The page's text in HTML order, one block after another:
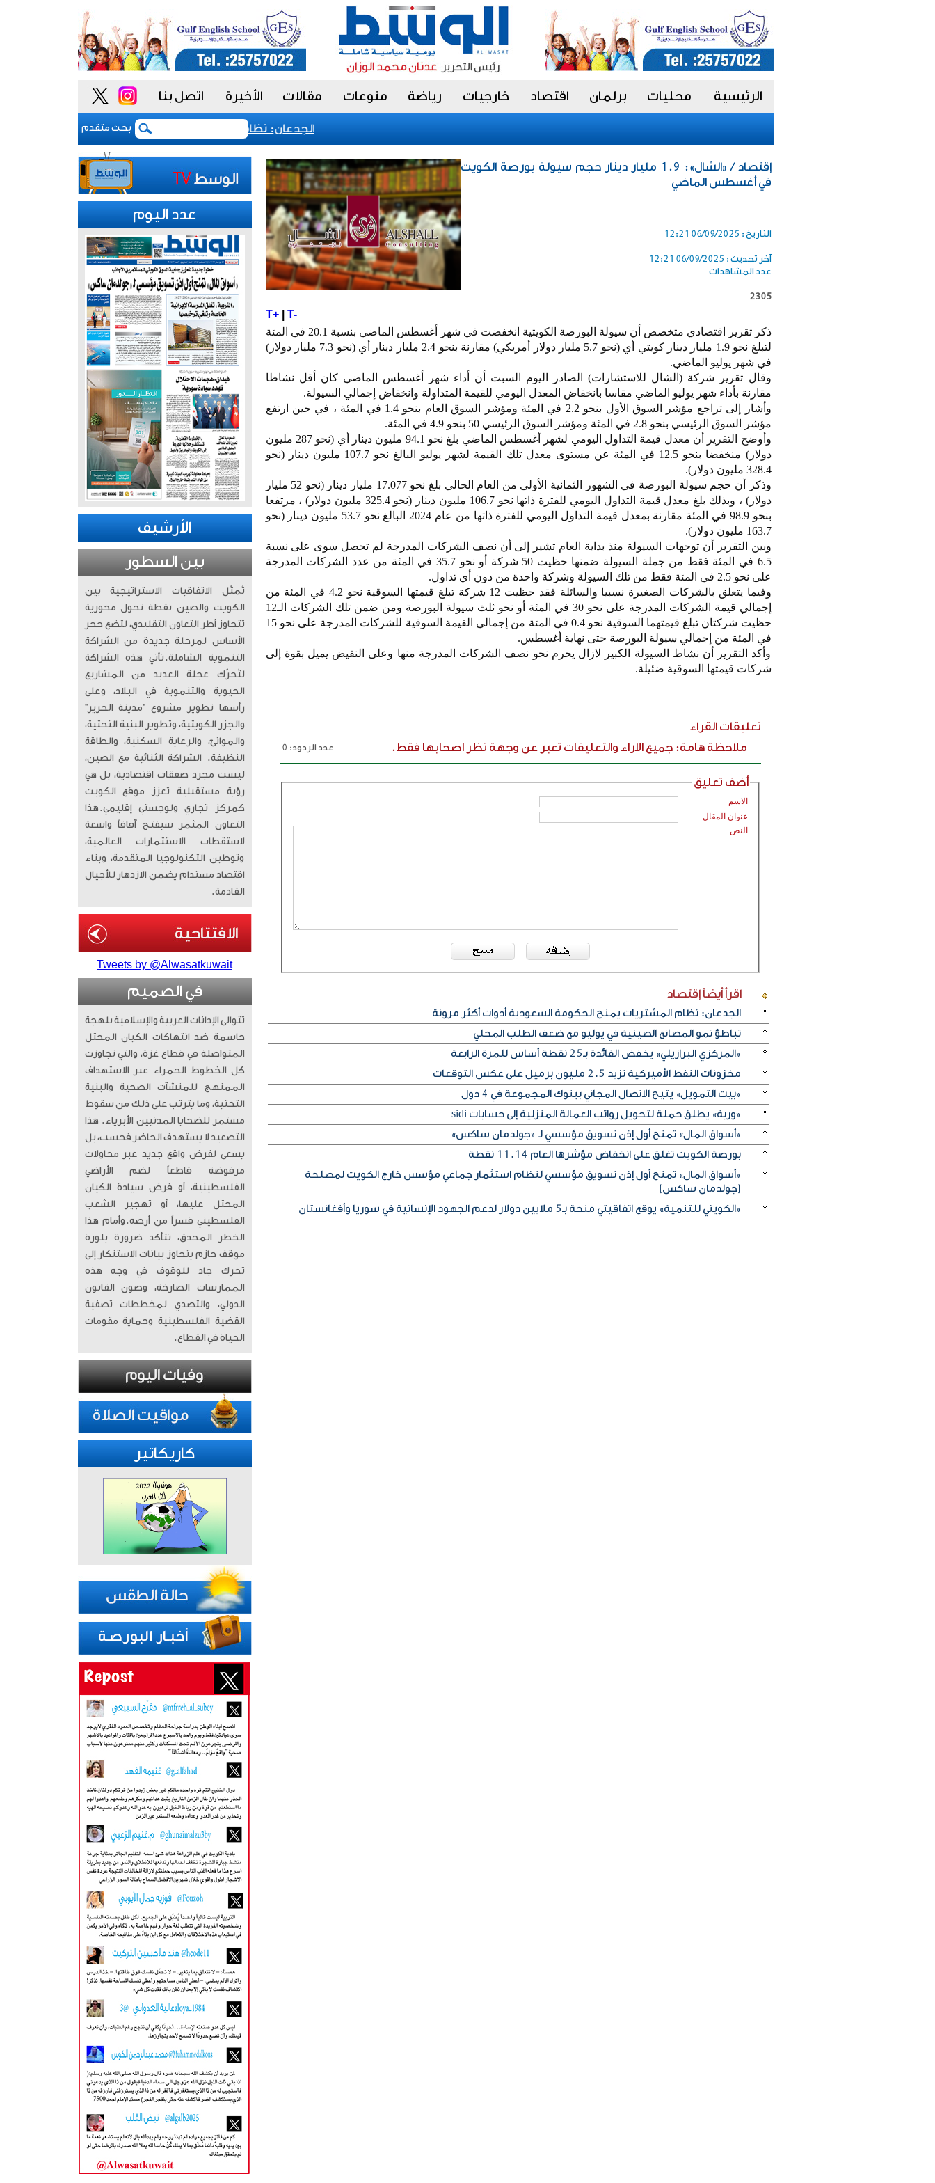
الرئيسية محليات برلمان اقتصاد خارجيات رياضة منوعات مقالات الأخيرة اتصل بنا
بحث متقدم
الجدعان: نظام المشتريات يمنح الحكومة السعودية أدوات أكثر
إقتصاد / «الشال»: 1.9 مليار دينار حجم سيولة بورصة الكويت
في أغسطس الماضي
التاريخ : 06/09/2025 12:21
آخر تحديث : 06/09/2025 12:21
عدد المشاهدات
2305
T+| T-
ذكر تقرير اقتصادي متخصص أن سيولة البورصة الكويتية انخفضت في شهر أغسطس الماضي بنسبة 20.1 في المئة
لتبلغ نحو 1.9 مليار دينار كويتي أي (نحو 5.7 مليار دولار أمريكي) مقارنة بنحو 2.4 مليار دينار أي (نحو 7.3 مليار دولار)
في شهر يوليو الماضي.
وقال تقرير شركة (الشال للاستشارات) الصادر اليوم السبت أن أداء شهر أغسطس الماضي كان أقل نشاطا
مقارنة بأداء شهر يوليو الماضي مقاسا بانخفاض المعدل اليومي للقيمة المتداولة وانخفاض إجمالي السيولة.
وأشار إلى تراجع مؤشر السوق الأول بنحو 2.2 في المئة ومؤشر السوق العام بنحو 1.4 في المئة ، في حين ارتفع
مؤشر السوق الرئيسي بنحو 2.8 في المئة ومؤشر السوق الرئيسي 50 بنحو 4.9 في المئة.
وأوضح التقرير أن معدل قيمة التداول اليومي لشهر أغسطس الماضي بلغ نحو 94.1 مليون دينار أي (نحو 287 مليون
دولار) منخفضا بنحو 12.5 في المئة عن مستوى معدل تلك القيمة لشهر يوليو البالغ نحو 107.7 مليون دينار (نحو
328.4 مليون دولار).
وذكر أن حجم سيولة البورصة في الشهور الثمانية الأولى من العام الحالي بلغ نحو 17.077 مليار دينار (نحو 52 مليار
دولار) ، وبذلك بلغ معدل قيمة التداول اليومي للفترة ذاتها نحو 106.7 مليون دينار (نحو 325.4 مليون دولار) ، مرتفعا
بنحو 98.9 في المئة مقارنة بمعدل قيمة التداول اليومي للفترة ذاتها من عام 2024 البالغ نحو 53.7 مليون دينار (نحو
163.7 مليون دولار).
وبين التقرير أن توجهات السيولة منذ بداية العام تشير إلى أن نصف الشركات المدرجة لم تحصل سوى على نسبة
6.5 في المئة فقط من جملة السيولة ضمنها حظيت 50 شركة أو نحو 35.7 في المئة من عدد الشركات المدرجة
على نحو 2.5 في المئة فقط من تلك السيولة وشركة واحدة من دون أي تداول.
وفيما يتعلق بالشركات الصغيرة نسبيا والسائلة فقد حظيت 12 شركة تبلغ قيمتها السوقية نحو 4.2 في المئة من
إجمالي قيمة الشركات المدرجة على نحو 30 في المئة أو نحو ثلث سيولة البورصة ومن ضمن تلك الشركات الـ12
حظيت شركتان تبلغ قيمتهما السوقية نحو 0.4 في المئة من إجمالي القيمة السوقية للشركات المدرجة على نحو 15
في المئة من إجمالي سيولة البورصة حتى نهاية أغسطس.
وأكد التقرير أن نشاط السيولة الكبير لازال يحرم نحو نصف الشركات المدرجة منها وعلى النقيض يميل بقوة إلى
شركات قيمتها السوقية ضئيلة.
تعليقات القراء
ملاحظة هامة: جميع الاراء والتعليقات تعبر عن وجهة نظر اصحابها فقط.
عدد الردود: 0
أضف تعليق
الاسم
عنوان المقال
النص
اقرأ أيضاًإقتصاد
الجدعان: نظام المشتريات يمنح الحكومة السعودية أدوات أكثر مرونة
تباطؤ نمو المصانع الصينية في يوليو مع ضعف الطلب المحلي
«المركزي البرازيلي» يخفض الفائدة بـ25 نقطة أساس للمرة الرابعة
مخزونات النفط الأميركية تزيد 2.5 مليون برميل على عكس التوقعات
«بيت التمويل» يتيح الاتصال المجاني ببنوك المجموعة في 4 دول
«وربة» يطلق حملة لتحويل رواتب العمالة المنزلية إلى حسابات sidi
«أسواق المال» تمنح أول إذن تسويق مؤسسي لـ «جولدمان ساكس»
بورصة الكويت تغلق على انخفاض مؤشرها العام 11.14 نقطة
«أسواق المال» تمنح أول إذن تسويق مؤسسي لنظام استثمار جماعي مؤسس خارج الكويت لمصلحة
(جولدمان ساكس)
«الكويتي للتنمية» يوقع اتفاقيتي منحة بـ5 ملايين دولار لدعم الجهود الإنسانية في سوريا وأفغانستان
عدد اليوم
الأرشيف
بين السطور
تُمثّل الاتفاقيات الاستراتيجية بين
الكويت والصين نقطة تحول محورية
تتجاوز أطر التعاون التقليدي، لتضع حجر
الأساس لمرحلة جديدة من الشراكة
التنموية الشاملة. ​تأتي هذه الشراكة
لتُحرّك عجلة العديد من المشاريع
الحيوية والتنموية في البلاد، وعلى
رأسها تطوير مشروع “مدينة الحرير”
والجزر الكويتية، وتطوير البنية التحتية،
والموانئ، والرعاية السكنية، والطاقة
النظيفة. الشراكة الثنائية مع الصين،
ليست مجرد صفقات اقتصادية، بل هي
رؤية مستقبلية تعزز موقع الكويت
كمركز تجاري ولوجستي إقليمي. ​هذا
التعاون المثمر سيفتح آفاقاً واسعة
لاستقطاب الاستثمارات العالمية،
وتوطين التكنولوجيا المتقدمة، وبناء
اقتصاد مستدام يضمن الازدهار للأجيال
القادمة.
Tweets by @Alwasatkuwait
في الصميم
تتوالى الإدانات العربية والإسلامية بلهجة
حاسمة ضد انتهاكات الكيان المحتل
المتواصلة في قطاع غزة، والتي تجاوزت
كل الخطوط الحمراء عبر الاستهداف
الممنهج للمنشآت الصحية والبنية
التحتية، وما يترتب على ذلك من سقوط
مستمر للضحايا المدنيين الأبرياء. ​ هذا
التصعيد لا يستهدف الحاضر فحسب، بل
يسعى لفرض واقع جديد عبر محاولات
مرفوضة قاطعاً لضم الأراضي
الفلسطينية، أو فرض سيادة الكيان
المحتل عليها، أو تهجير الشعب
الفلسطيني قسراً من أرضه. ​وأمام هذا
الخطر المحدق، تتأكد ضرورة بلورة
موقف حازم يتجاوز بيانات الاستنكار إلى
تحرك جاد للوقوف في وجه هذه
الممارسات الصارخة، وصون القانون
الدولي، والتصدي لمخططات تصفية
القضية الفلسطينية وحماية مقومات
الحياة في القطاع.
كاريكاتير